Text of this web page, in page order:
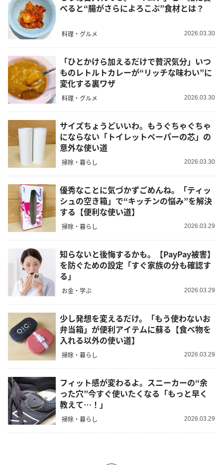
べると“腸がさらによろこぶ”食材とは？
料理・グルメ 2026.03.30
「ひとかけら加えるだけで贅沢気分」いつ
ものレトルトカレーが“リッチな味わい”に
変化する裏ワザ
料理・グルメ 2026.03.30
サイズちょうどいいわ。もうぐちゃぐちゃ
にならない「トイレットペーパーの芯」の
意外な使い道
掃除・暮らし 2026.03.30
優秀なことに気づかずごめんね。「ティッ
シュの空き箱」で“キッチンの悩み”を解決
する【便利な使い道】
掃除・暮らし 2026.03.29
知らないと後悔するかも。【PayPay被害】
を防ぐための設定「すぐ家族の分も確認す
る」
お金・学ぶ 2026.03.29
少し発想を変えるだけ。「もう使わないお
弁当箱」が便利アイテムに蘇る【食べ物を
入れる以外の使い道】
掃除・暮らし 2026.03.29
フィット感が変わるよ。スニーカーの“余
った穴”今すぐ使いたくなる「もっと早く
教えて…！」
掃除・暮らし 2026.03.29